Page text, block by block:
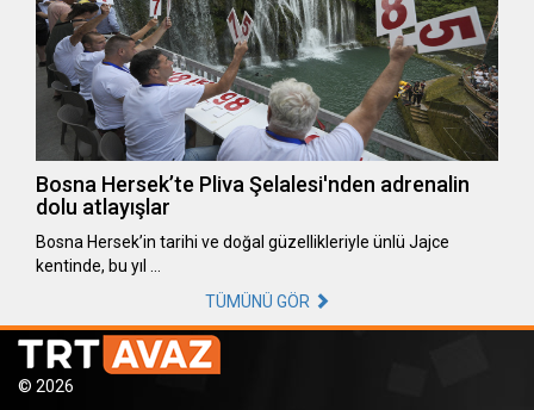
Bosna Hersek’te Pliva Şelalesi'nden adrenalin
dolu atlayışlar
Bosna Hersek’in tarihi ve doğal güzellikleriyle ünlü Jajce
kentinde, bu yıl …
TÜMÜNÜ GÖR
© 2026